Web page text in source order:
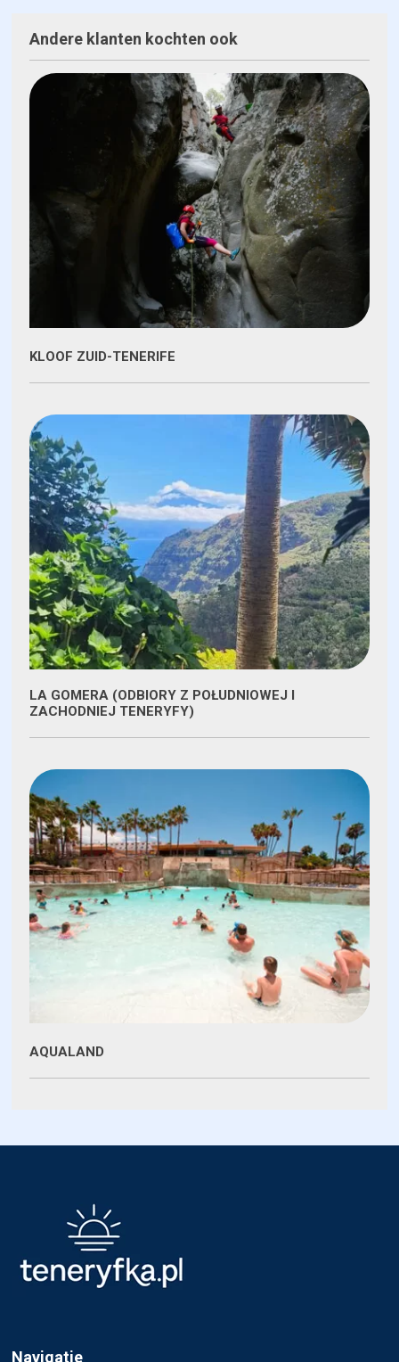
Andere klanten kochten ook
KLOOF ZUID-TENERIFE
LA GOMERA (ODBIORY Z POŁUDNIOWEJ I
ZACHODNIEJ TENERYFY)
AQUALAND
Navigatie